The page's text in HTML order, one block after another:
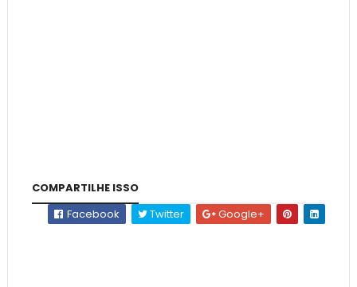
COMPARTILHE ISSO
Facebook
Twitter Google+